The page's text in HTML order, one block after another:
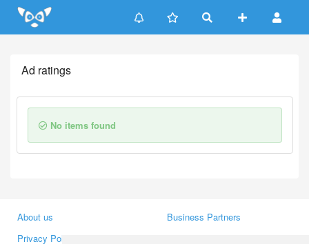
Update cookies preferences
Ad ratings
No items found
About us
Privacy Policy
Business Partners